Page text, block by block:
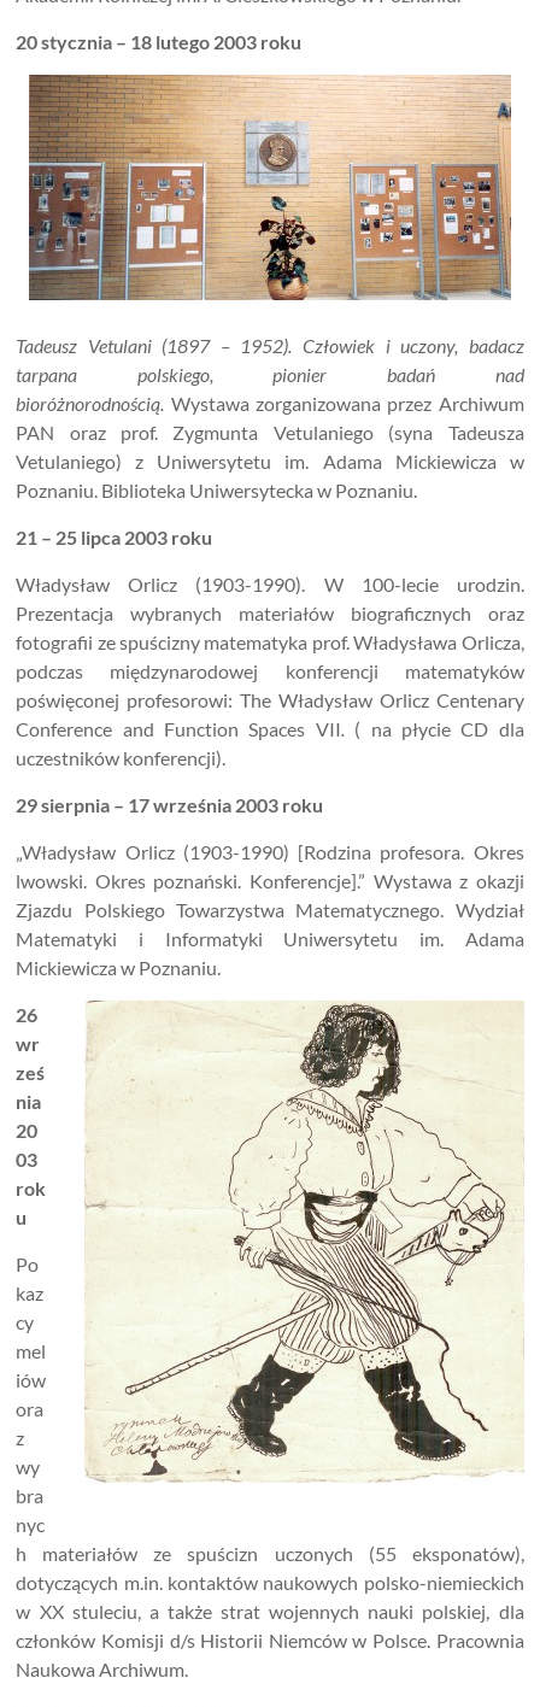
20 stycznia – 18 lutego 2003 roku
Tadeusz Vetulani (1897 – 1952). Człowiek i uczony, badacz
tarpana polskiego, pionier badań nad
bioróżnorodnością. Wystawa zorganizowana przez Archiwum
PAN oraz prof. Zygmunta Vetulaniego (syna Tadeusza
Vetulaniego) z Uniwersytetu im. Adama Mickiewicza w
Poznaniu. Biblioteka Uniwersytecka w Poznaniu.
21 – 25 lipca 2003 roku
Władysław Orlicz (1903-1990). W 100-lecie urodzin.
Prezentacja wybranych materiałów biograficznych oraz
fotografii ze spuścizny matematyka prof. Władysława Orlicza,
podczas międzynarodowej konferencji matematyków
poświęconej profesorowi: The Władysław Orlicz Centenary
Conference and Function Spaces VII. ( na płycie CD dla
uczestników konferencji).
29 sierpnia – 17 września 2003 roku
„Władysław Orlicz (1903-1990) [Rodzina profesora. Okres
lwowski. Okres poznański. Konferencje].” Wystawa z okazji
Zjazdu Polskiego Towarzystwa Matematycznego. Wydział
Matematyki i Informatyki Uniwersytetu im. Adama
Mickiewicza w Poznaniu.
26
wr
ześ
nia
20
03
rok
u
Po
kaz
cy
mel
iów
ora
z
wy
bra
nyc
h materiałów ze spuścizn uczonych (55 eksponatów),
dotyczących m.in. kontaktów naukowych polsko-niemieckich
w XX stuleciu, a także strat wojennych nauki polskiej, dla
członków Komisji d/s Historii Niemców w Polsce. Pracownia
Naukowa Archiwum.